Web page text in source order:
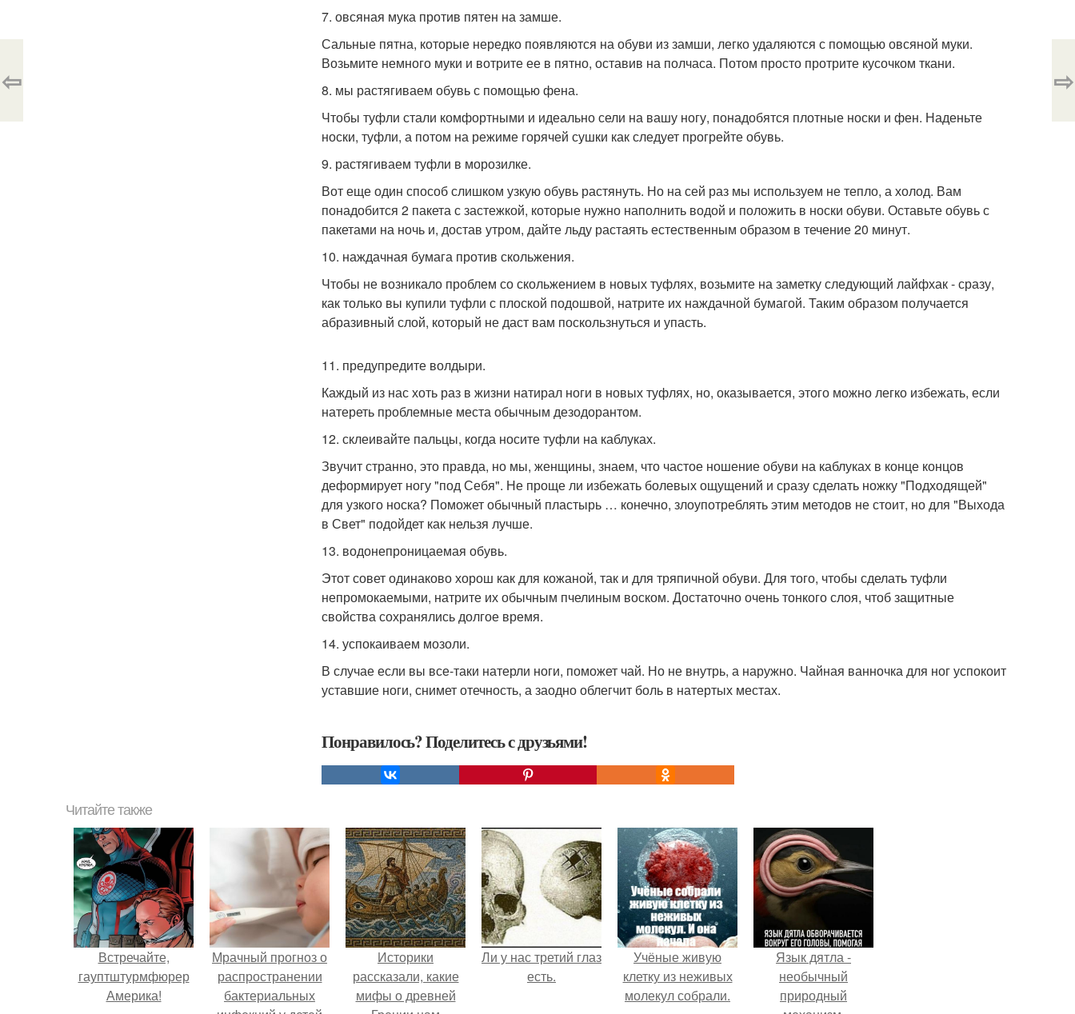
7. овсяная мука против пятен на замше.
Сальные пятна, которые нередко появляются на обуви из замши, легко удаляются с помощью овсяной муки.
Возьмите немного муки и вотрите ее в пятно, оставив на полчаса. Потом просто протрите кусочком ткани.
8. мы растягиваем обувь с помощью фена.
Чтобы туфли стали комфортными и идеально сели на вашу ногу, понадобятся плотные носки и фен. Наденьте
носки, туфли, а потом на режиме горячей сушки как следует прогрейте обувь.
9. растягиваем туфли в морозилке.
Вот еще один способ слишком узкую обувь растянуть. Но на сей раз мы используем не тепло, а холод. Вам
понадобится 2 пакета с застежкой, которые нужно наполнить водой и положить в носки обуви. Оставьте обувь с
пакетами на ночь и, достав утром, дайте льду растаять естественным образом в течение 20 минут.
10. наждачная бумага против скольжения.
Чтобы не возникало проблем со скольжением в новых туфлях, возьмите на заметку следующий лайфхак - сразу,
как только вы купили туфли с плоской подошвой, натрите их наждачной бумагой. Таким образом получается
абразивный слой, который не даст вам поскользнуться и упасть.
11. предупредите волдыри.
Каждый из нас хоть раз в жизни натирал ноги в новых туфлях, но, оказывается, этого можно легко избежать, если
натереть проблемные места обычным дезодорантом.
12. склеивайте пальцы, когда носите туфли на каблуках.
Звучит странно, это правда, но мы, женщины, знаем, что частое ношение обуви на каблуках в конце концов
деформирует ногу "под Себя". Не проще ли избежать болевых ощущений и сразу сделать ножку "Подходящей"
для узкого носка? Поможет обычный пластырь … конечно, злоупотреблять этим методов не стоит, но для "Выхода
в Свет" подойдет как нельзя лучше.
13. водонепроницаемая обувь.
Этот совет одинаково хорош как для кожаной, так и для тряпичной обуви. Для того, чтобы сделать туфли
непромокаемыми, натрите их обычным пчелиным воском. Достаточно очень тонкого слоя, чтоб защитные
свойства сохранялись долгое время.
14. успокаиваем мозоли.
В случае если вы все-таки натерли ноги, поможет чай. Но не внутрь, а наружно. Чайная ванночка для ног успокоит
уставшие ноги, снимет отечность, а заодно облегчит боль в натертых местах.
Понравилось? Поделитесь с друзьями!
⇦ ⇨
Читайте также
Встречайте,
гауптштурмфюрер
Америка!
Мрачный прогноз о
распространении
бактериальных
Историки
рассказали, какие
мифы о древней
Ли у нас третий глаз
есть.
Учёные живую
клетку из неживых
молекул собрали.
Язык дятла -
необычный
природный